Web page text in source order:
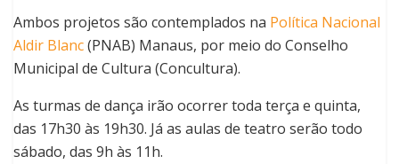
Ambos projetos são contemplados na Política Nacional
Aldir Blanc(PNAB) Manaus, por meio do Conselho
Municipal de Cultura (Concultura).
As turmas de dança irão ocorrer toda terça e quinta,
das 17h30 às 19h30. Já as aulas de teatro serão todo
sábado, das 9h às 11h.